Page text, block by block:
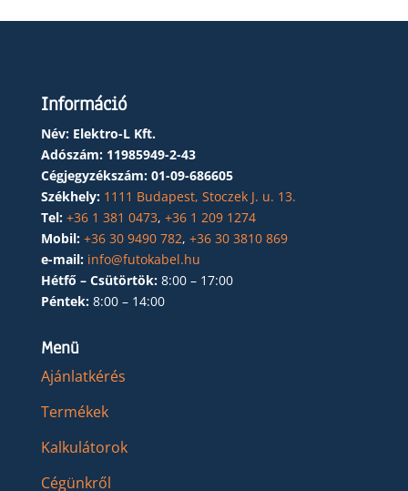
Információ
Név: Elektro-L Kft.
Adószám: 11985949-2-43
Cégjegyzékszám: 01-09-686605
Székhely: 1111 Budapest, Stoczek J. u. 13.
Tel: +36 1 381 0473, +36 1 209 1274
Mobil: +36 30 9490 782, +36 30 3810 869
e-mail: info@futokabel.hu
Hétfő – Csütörtök: 8:00 – 17:00
Péntek: 8:00 – 14:00
Menü
Ajánlatkérés
Termékek
Kalkulátorok
Cégünkről